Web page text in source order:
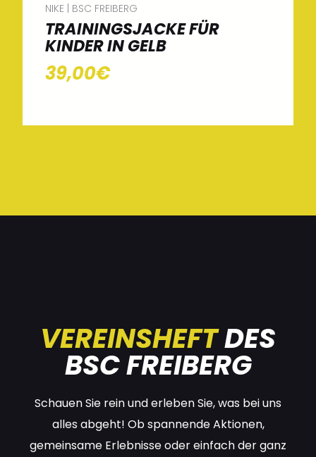
NIKE | BSC FREIBERG
TRAININGSJACKE FÜR
KINDER IN GELB
39,00€
VEREINSHEFTDES
BSC FREIBERG
Schauen Sie rein und erleben Sie, was bei uns
alles abgeht! Ob spannende Aktionen,
gemeinsame Erlebnisse oder einfach der ganz